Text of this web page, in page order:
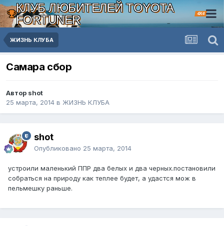
КЛУБ ЛЮБИТЕЛЕЙ TOYOTA
FORTUNER
4X4
ЖИЗНЬ КЛУБА
Самара сбор
Автор shot
25 марта, 2014 в ЖИЗНЬ КЛУБА
shot
Опубликовано 25 марта, 2014
устроили маленький ППР два белых и два черных.постановили
собраться на природу как теплее будет, а удастся мож в
пельмешку раньше.